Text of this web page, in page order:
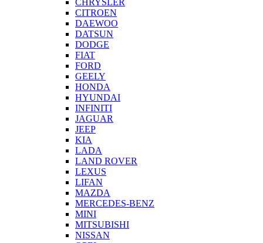
CHRYSLER
CITROEN
DAEWOO
DATSUN
DODGE
FIAT
FORD
GEELY
HONDA
HYUNDAI
INFINITI
JAGUAR
JEEP
KIA
LADA
LAND ROVER
LEXUS
LIFAN
MAZDA
MERCEDES-BENZ
MINI
MITSUBISHI
NISSAN